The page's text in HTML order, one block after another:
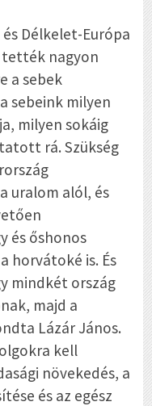
Délkelet-Európa
tették nagyon
a sebek
sebeink milyen
milyen sokáig
rá. Szükség
uralom alól, és
és őshonos
horvátoké is. És
mindkét ország
majd a
Lázár János.
kell
növekedés, a
és az egész